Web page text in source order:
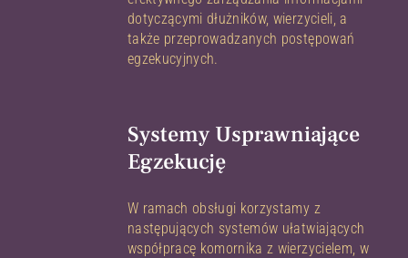
dotyczącymi dłużników, wierzycieli, a
także przeprowadzanych postępowań
egzekucyjnych.
Systemy Usprawniające
Egzekucję
W ramach obsługi korzystamy z
następujących systemów ułatwiających
współpracę komornika z wierzycielem, w